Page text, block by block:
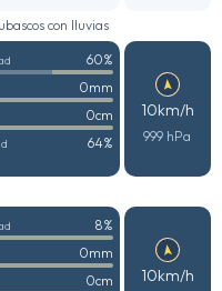
con lluvias
60%
0mm
0cm
64%
10km/h
999 hPa
8%
0mm
0cm 10km/h